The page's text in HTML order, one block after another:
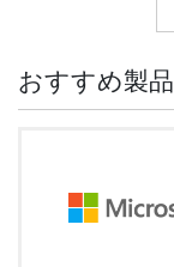
おすすめ製品